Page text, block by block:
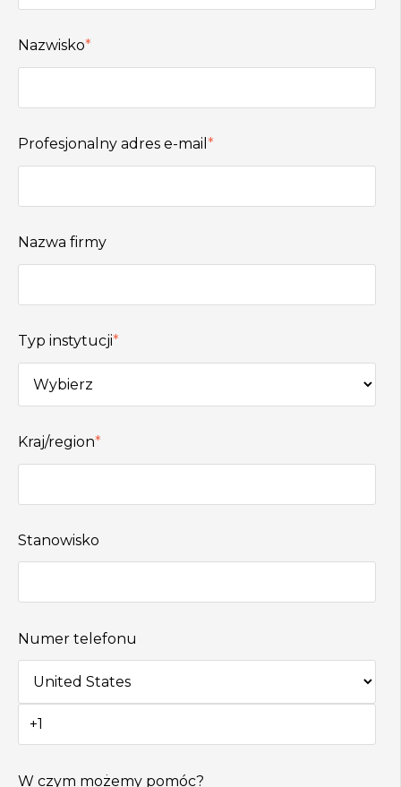
Nazwisko*
Profesjonalny adres e-mail *
Nazwa firmy
Typ instytucji*
Kraj/region*
Stanowisko
Numer telefonu
W czym możemy pomóc?